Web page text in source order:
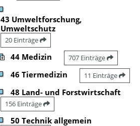
43 Umweltforschung,
Umweltschutz
20 Einträge
44 Medizin 707 Einträge
46 Tiermedizin 11 Einträge
48 Land- und Forstwirtschaft
156 Einträge
50 Technik allgemein